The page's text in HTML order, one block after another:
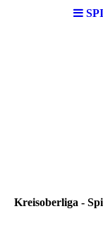
Kreisoberliga -